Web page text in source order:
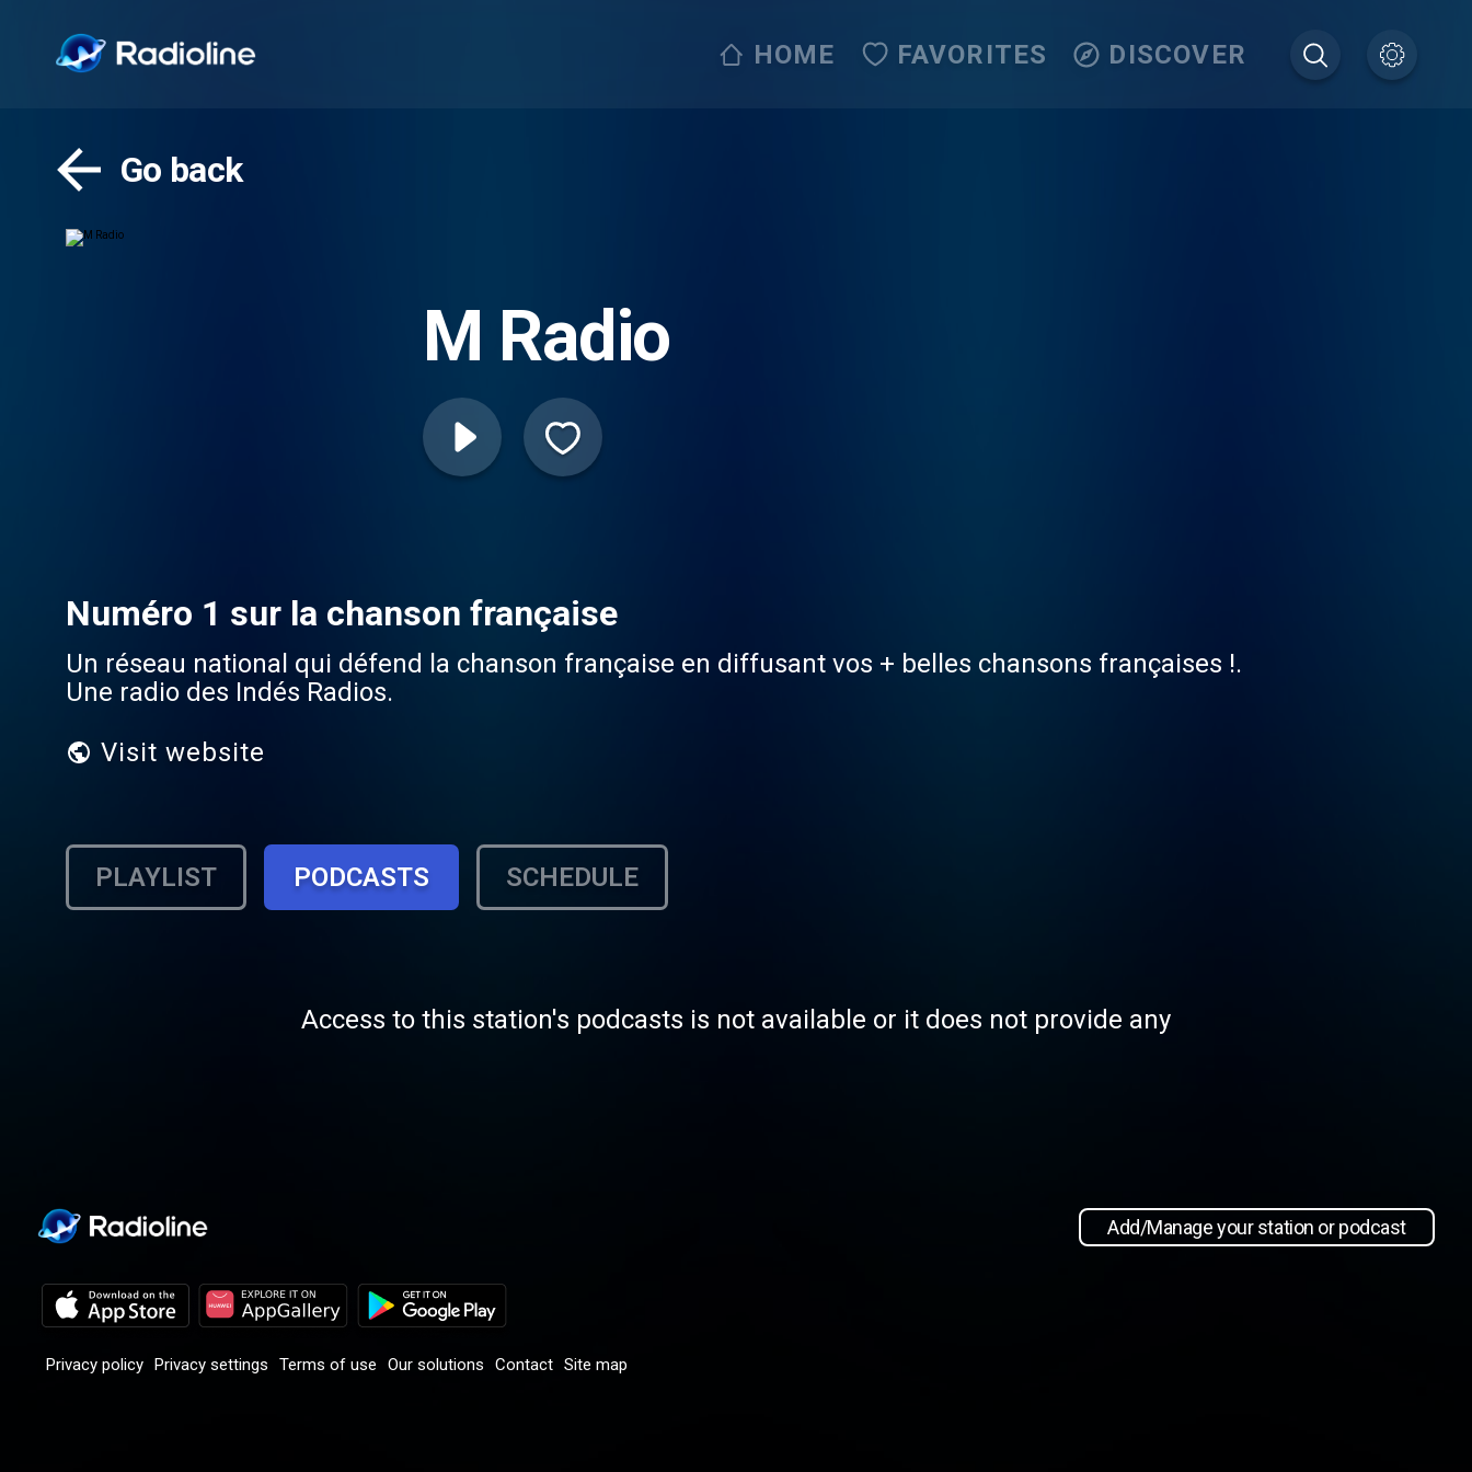
HOME FAVORITES DISCOVER
Go back
M Radio
Numéro 1 sur la chanson française
Un réseau national qui défend la chanson française en diffusant vos + belles chansons françaises !.
Une radio des Indés Radios.
Visit website
PLAYLIST PODCASTS SCHEDULE
Access to this station's podcasts is not available or it does not provide any
Add/Manage your station or podcast
Privacy policy Privacy settings Terms of use Our solutions Contact Site map